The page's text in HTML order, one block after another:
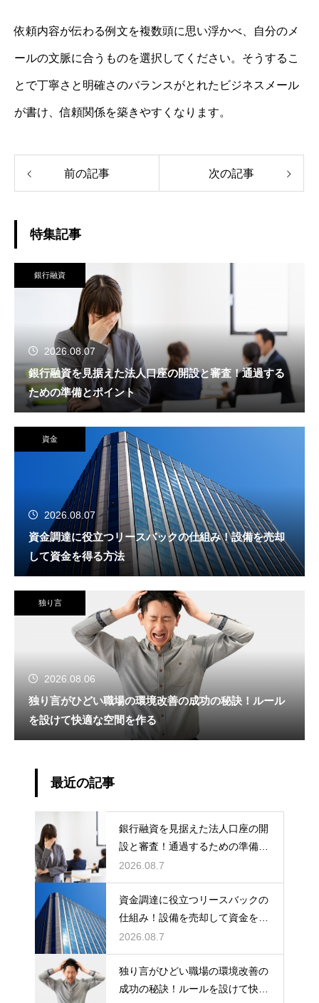
依頼内容が伝わる例文を複数頭に思い浮かべ、自分のメ
ールの文脈に合うものを選択してください。そうするこ
とで丁寧さと明確さのバランスがとれたビジネスメール
が書け、信頼関係を築きやすくなります。
前の記事 次の記事
特集記事
銀行融資
2026.08.07
銀行融資を見据えた法人口座の開設と審査！通過する
ための準備とポイント
資金
2026.08.07
資金調達に役立つリースバックの仕組み！設備を売却
して資金を得る方法
独り言
2026.08.06
独り言がひどい職場の環境改善の成功の秘訣！ルール
を設けて快適な空間を作る
最近の記事
銀行融資を見据えた法人口座の開
設と審査！通過するための準備と
ポイント
2026.08.7
資金調達に役立つリースバックの
仕組み！設備を売却して資金を得
る方法
2026.08.7
独り言がひどい職場の環境改善の
成功の秘訣！ルールを設けて快適